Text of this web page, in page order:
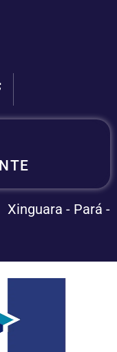
Xinguara - Pará -